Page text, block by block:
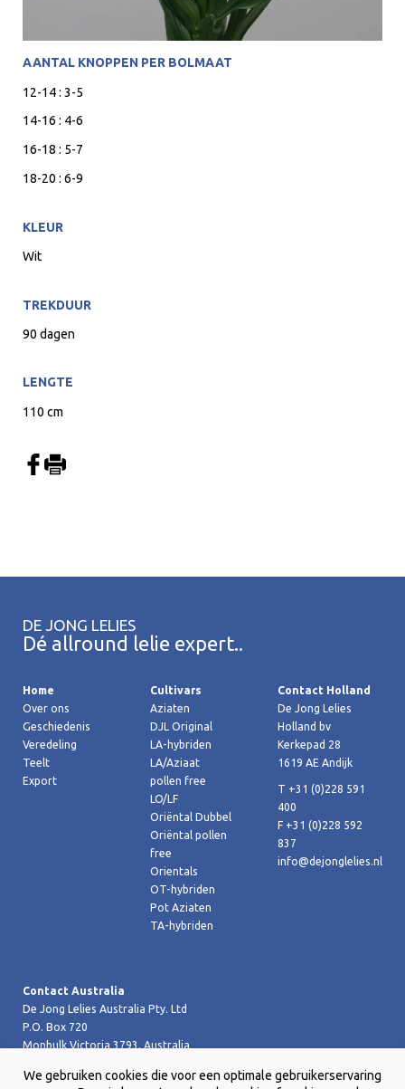
AANTAL KNOPPEN PER BOLMAAT
12-14 : 3-5
14-16 : 4-6
16-18 : 5-7
18-20 : 6-9
KLEUR
Wit
TREKDUUR
90 dagen
LENGTE
110 cm
DE JONG LELIES
Dé allround lelie expert..
Home
Over ons
Geschiedenis
Veredeling
Teelt
Export
Cultivars
Aziaten
DJL Original
LA-hybriden
LA/Aziaat
pollen free
LO/LF
Oriëntal Dubbel
Oriëntal pollen
free
Orientals
OT-hybriden
Pot Aziaten
TA-hybriden
Contact Holland
De Jong Lelies
Holland bv
Kerkepad 28
1619 AE Andijk
T +31 (0)228 591
400
F +31 (0)228 592
837
info@dejonglelies.nl
Contact Australia
De Jong Lelies Australia Pty. Ltd
P.O. Box 720
Monbulk Victoria 3793, Australia
T +61 (0)359 619 188
We gebruiken cookies die voor een optimale gebruikerservaring